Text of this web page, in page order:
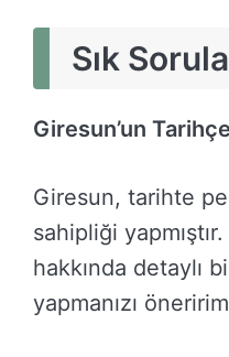
Sık
Giresun’un
Giresun, tarihte
sahipliği
hakkında detaylı
yapmanızı